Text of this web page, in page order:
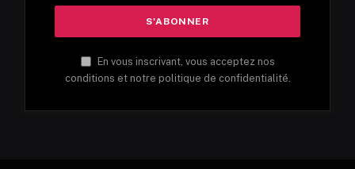
En vous inscrivant, vous acceptez nos
conditions et notre politique de confidentialité.